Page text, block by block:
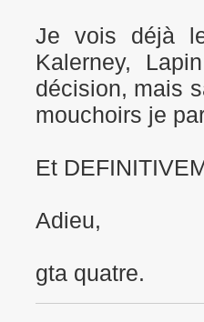
Je vois déjà
Kalerney,
décision, mais
mouchoirs je
Et
Adieu,
gta quatre.